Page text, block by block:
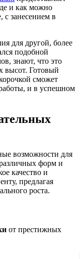
и как можно
с занесением в
для другой, более
подобной
знают, что это
высот. Готовый
сможет
и в успешном
возможности для
форм и
качество и
предлагая
роста.
от престижных